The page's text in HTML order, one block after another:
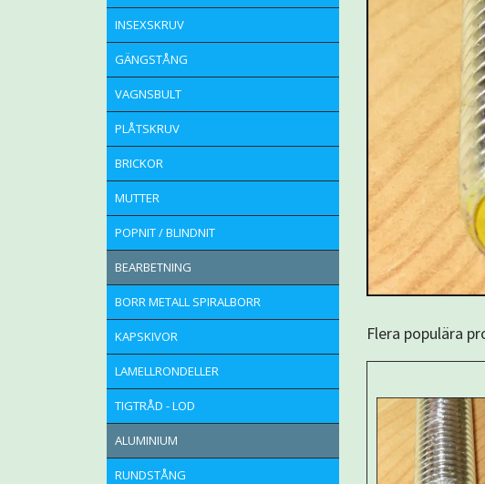
INSEXSKRUV
GÄNGSTÅNG
VAGNSBULT
PLÅTSKRUV
BRICKOR
MUTTER
POPNIT / BLINDNIT
BEARBETNING
BORR METALL SPIRALBORR
KAPSKIVOR
LAMELLRONDELLER
TIGTRÅD - LOD
ALUMINIUM
RUNDSTÅNG
Flera populära